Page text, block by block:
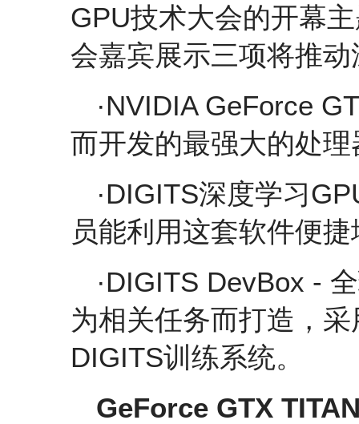
GPU技术大会的开幕
会嘉宾展示三项将推
·NVIDIA GeForce
而开发的最强大的处理
·DIGITS深度学习
员能利用这套软件便
·DIGITS DevBox -
为相关任务而打造，
DIGITS训练系统。
GeForce GTX